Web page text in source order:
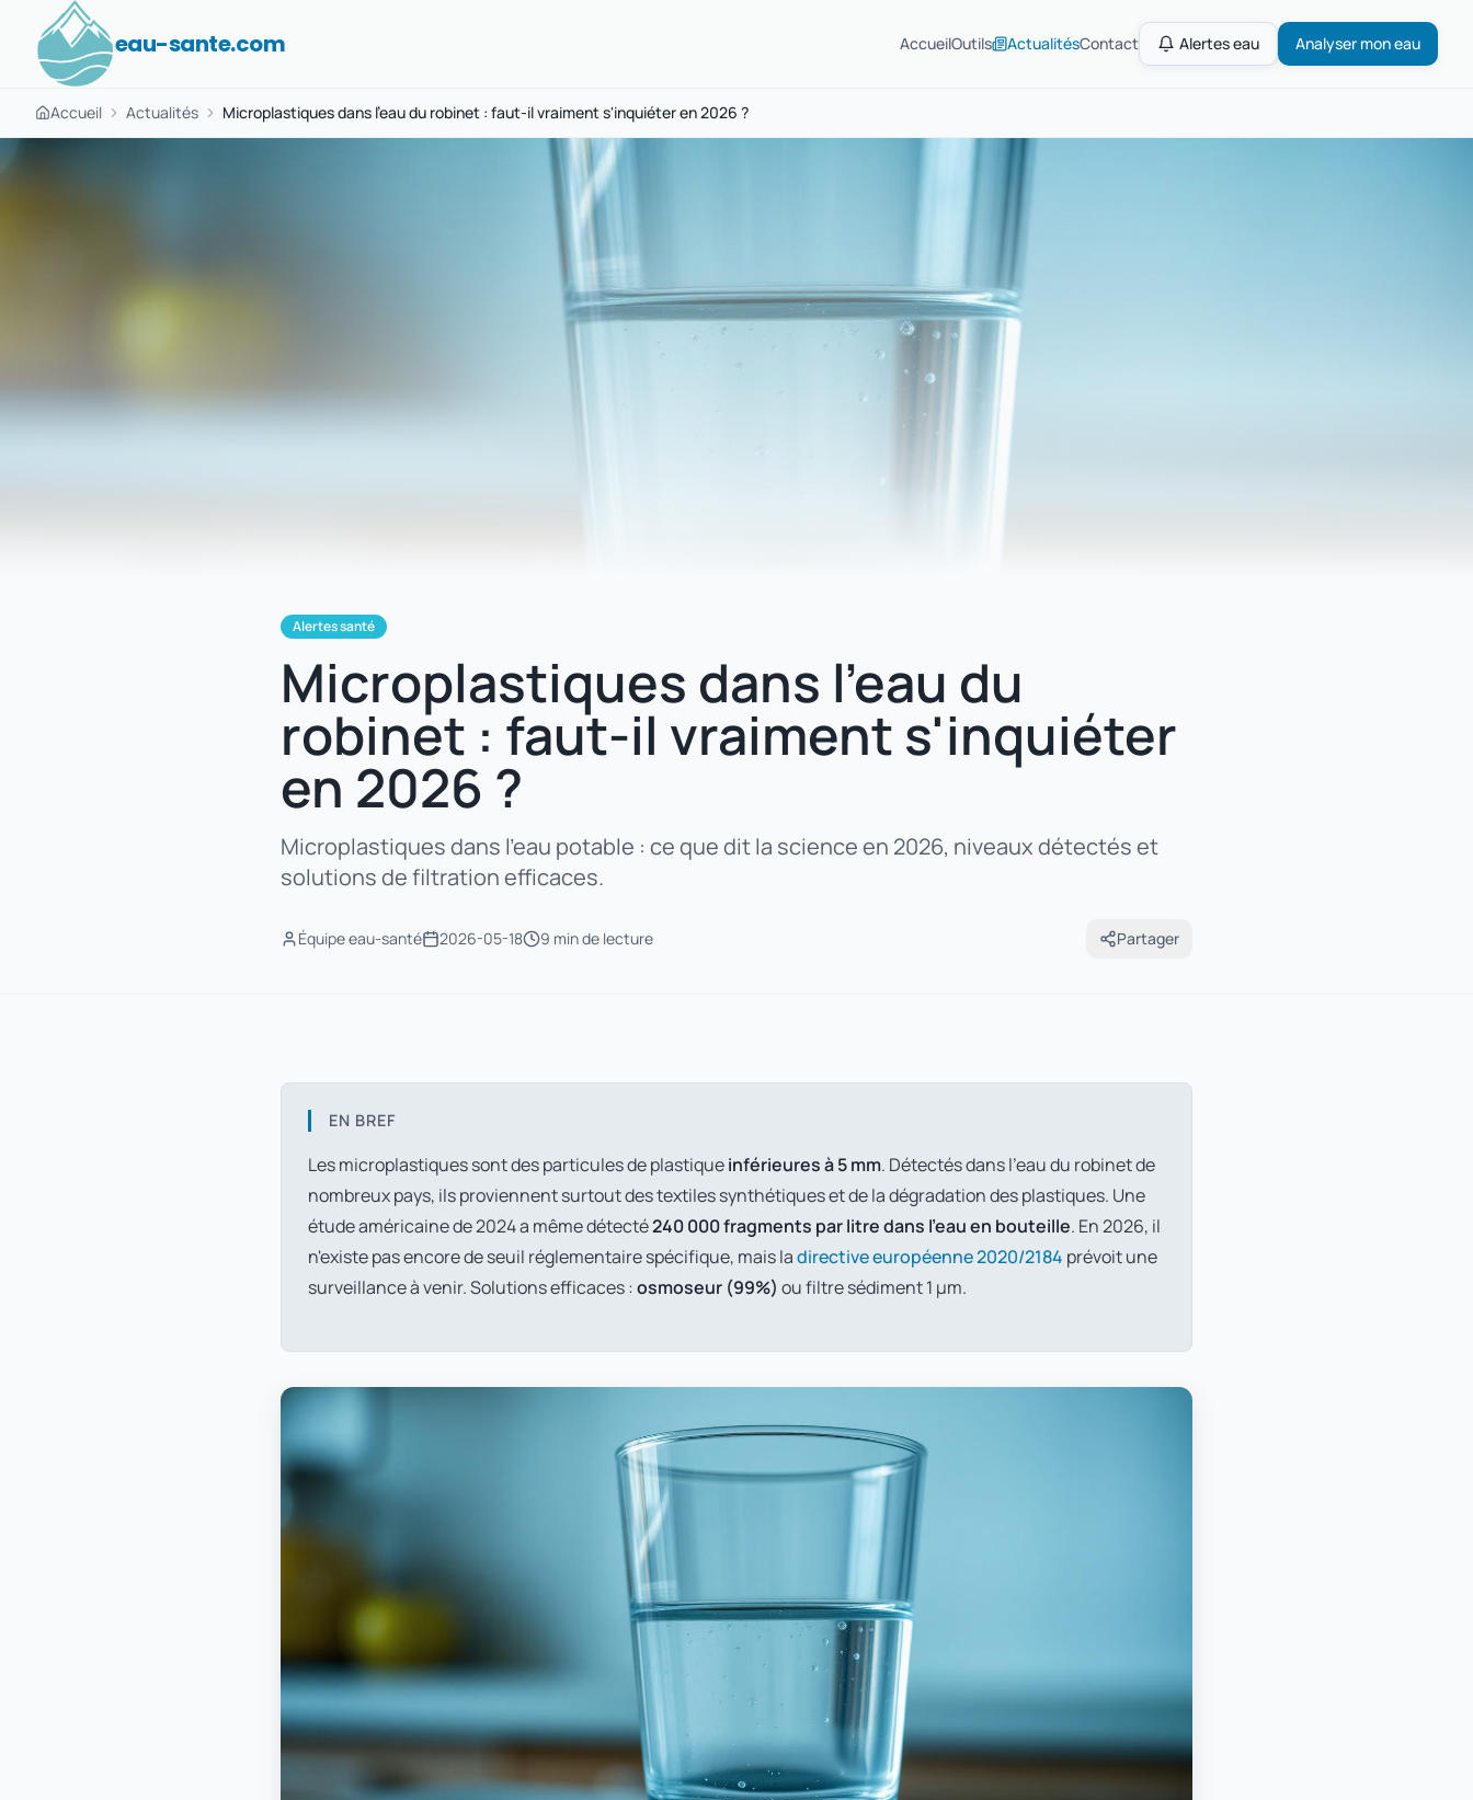
eau-sante.com AccueilOutils ActualitésContact Alertes eau Analyser mon eau
Accueil Actualités Microplastiques dans l'eau du robinet : faut-il vraiment s'inquiéter en 2026 ?
Alertes santé
Microplastiques dans l'eau du
robinet : faut-il vraiment s'inquiéter
en 2026 ?
Microplastiques dans l'eau potable : ce que dit la science en 2026, niveaux détectés et
solutions de filtration efficaces.
Équipe eau-santé 2026-05-18 9 minde lecture Partager
EN BREF
Les microplastiques sont des particules de plastiqueinférieures à 5 mm. Détectés dans l'eau du robinet de
nombreux pays, ils proviennent surtout des textiles synthétiques et de la dégradation des plastiques. Une
étude américaine de 2024 a même détecté240 000 fragments par litre dans l'eau en bouteille. En 2026, il
n'existe pas encore de seuil réglementaire spécifique, mais ladirective européenne 2020/2184 prévoit une
surveillance à venir. Solutions efficaces :osmoseur (99%) ou filtre sédiment 1 µm.